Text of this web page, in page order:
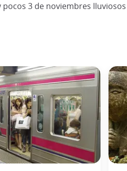
3 de noviembres lluviosos